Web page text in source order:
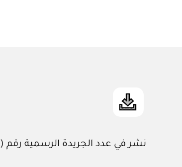
نشر في عدد الجريدة الرسمية رقم (٧٩٢) الصادر في ١ / ٦ / ٢٠٠٥م